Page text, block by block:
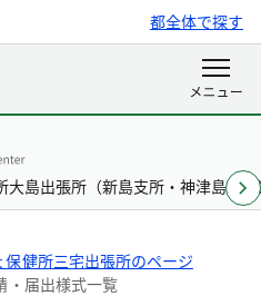
都全体で探す
大島出張所（新島支所・神津島支
保健所三宅出張所のページ
・届出様式一覧